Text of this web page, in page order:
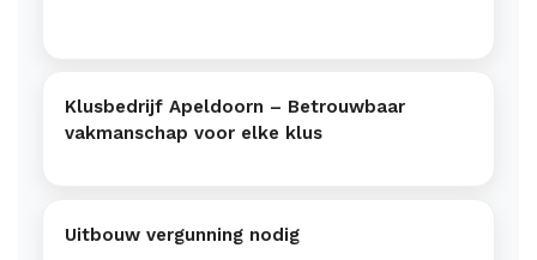
Klusbedrijf Apeldoorn – Betrouwbaar
vakmanschap voor elke klus
Uitbouw vergunning nodig